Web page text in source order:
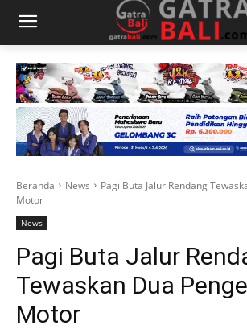
Beranda News
Pagi Buta Jalur Rendang
Motor
News
Pagi Buta Jalur
Tewaskan Dua
Motor